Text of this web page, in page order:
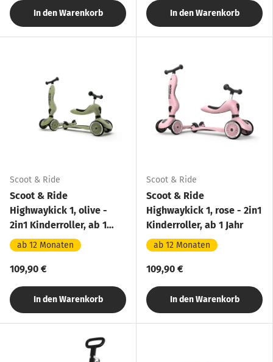
In den Warenkorb In den Warenkorb
Scoot & Ride
Scoot & Ride
Highwaykick 1, olive -
2in1 Kinderroller, ab 1
Jahr
ab 12 Monaten
109,90 €
In den Warenkorb
Scoot & Ride
Scoot & Ride
Highwaykick 1, rose - 2in1
Kinderroller, ab 1 Jahr
ab 12 Monaten
109,90 €
In den Warenkorb